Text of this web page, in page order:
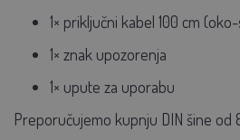
1× priključni kabel 100 cm
1× znak upozorenja
1× upute za uporabu
Preporučujemo kupnju DIN šine od